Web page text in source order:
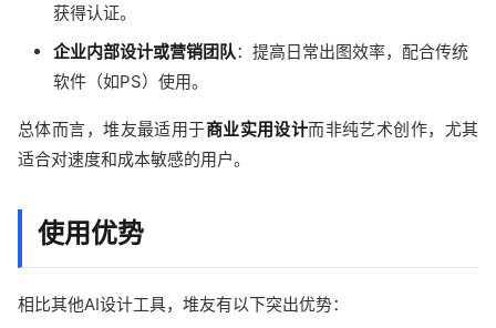
获得认证。
企业内部设计或营销团队：提高日常出图效率，配合传统
软件（如PS）使用。
总体而言，堆友最适用于商业实用设计而非纯艺术创作，尤其
适合对速度和成本敏感的用户。
使用优势
相比其他AI设计工具，堆友有以下突出优势：